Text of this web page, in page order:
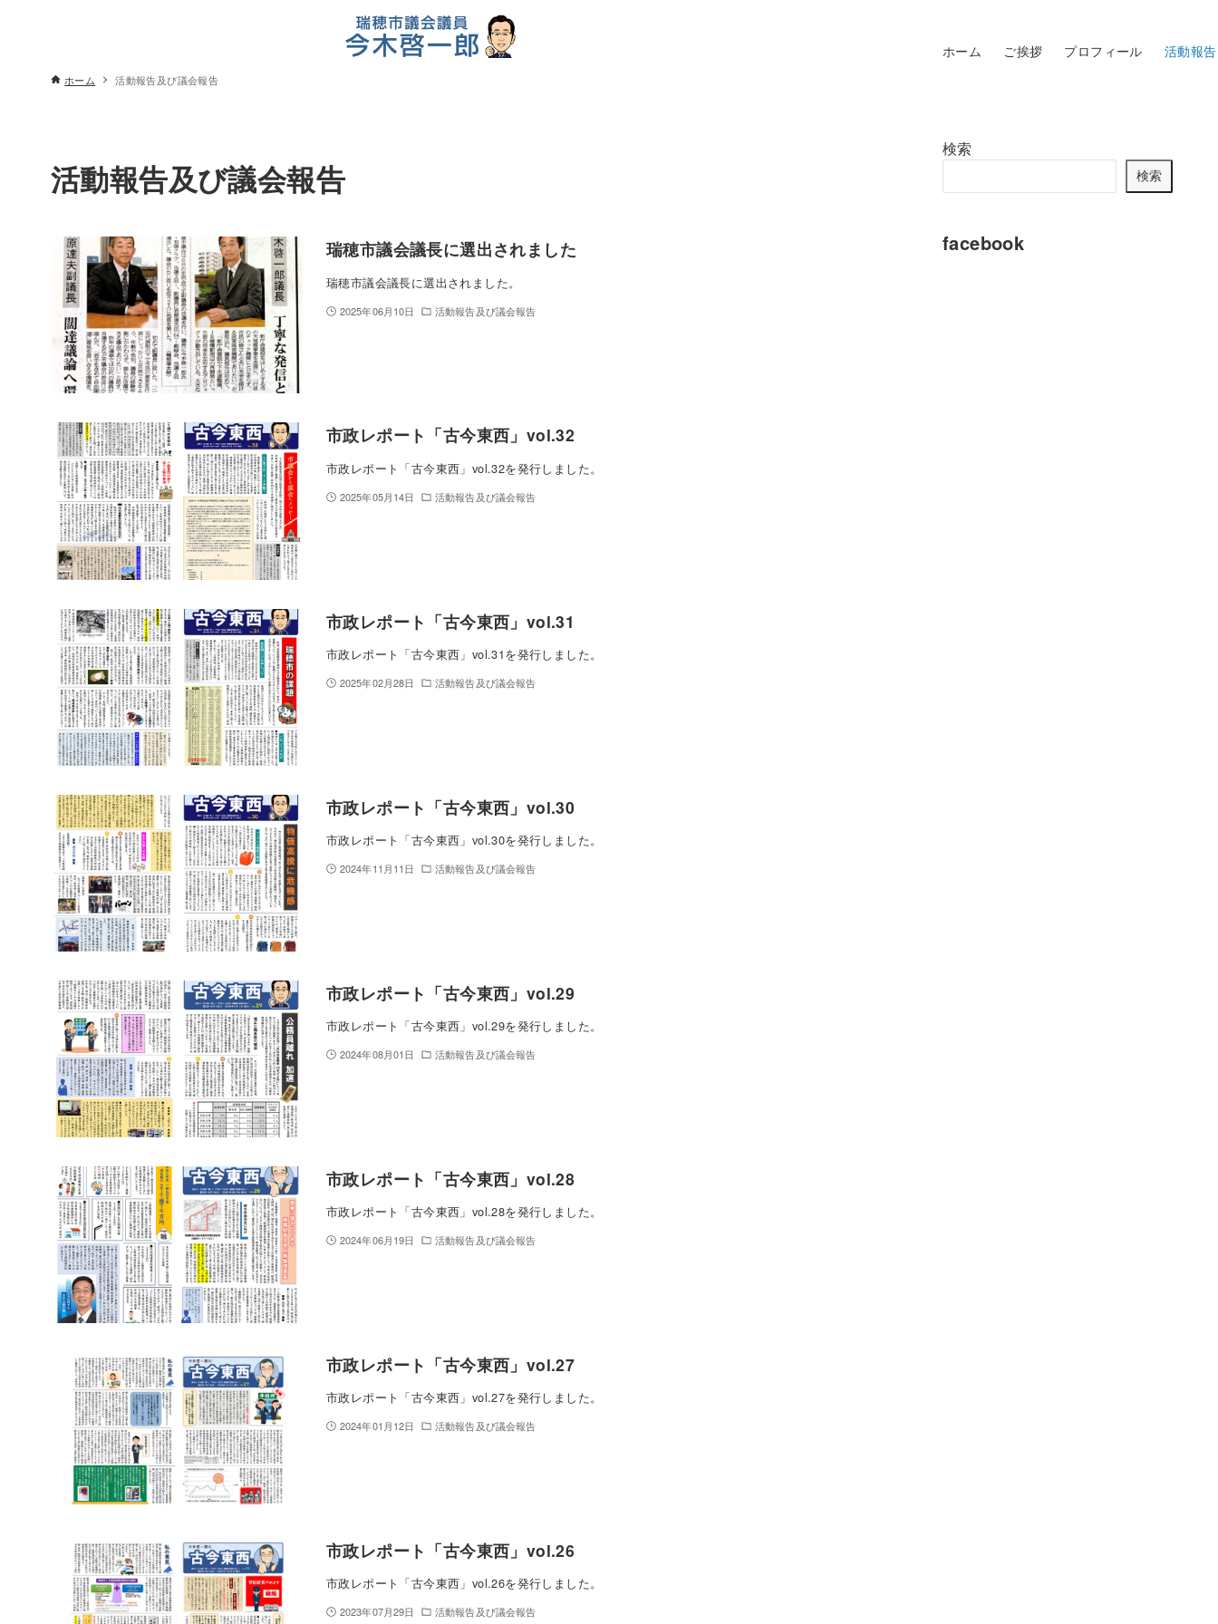
ホーム ご挨拶 プロフィール 活動報告
ホーム 活動報告及び議会報告
活動報告及び議会報告
瑞穂市議会議長に選出されました
瑞穂市議会議長に選出されました。
2025年06月10日 活動報告及び議会報告
市政レポート「古今東西」vol.32
市政レポート「古今東西」vol.32を発行しました。
2025年05月14日 活動報告及び議会報告
市政レポート「古今東西」vol.31
市政レポート「古今東西」vol.31を発行しました。
2025年02月28日 活動報告及び議会報告
市政レポート「古今東西」vol.30
市政レポート「古今東西」vol.30を発行しました。
2024年11月11日 活動報告及び議会報告
市政レポート「古今東西」vol.29
市政レポート「古今東西」vol.29を発行しました。
2024年08月01日 活動報告及び議会報告
市政レポート「古今東西」vol.28
市政レポート「古今東西」vol.28を発行しました。
2024年06月19日 活動報告及び議会報告
市政レポート「古今東西」vol.27
市政レポート「古今東西」vol.27を発行しました。
2024年01月12日 活動報告及び議会報告
市政レポート「古今東西」vol.26
市政レポート「古今東西」vol.26を発行しました。
2023年07月29日 活動報告及び議会報告
検索
検索
facebook